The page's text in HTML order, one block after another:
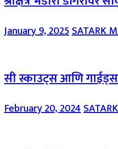
January 9, 2025SATARK
सी स्काउट्स आणि
February 20, 2024